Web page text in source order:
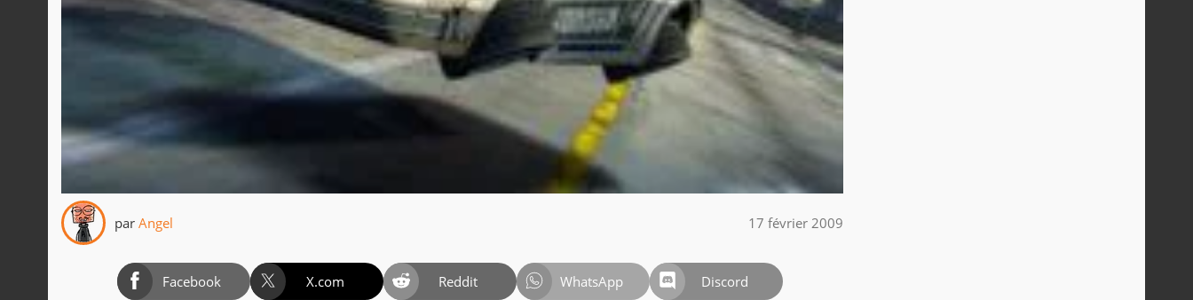
par Angel 17 février 2009
Facebook X.com Reddit WhatsApp Discord